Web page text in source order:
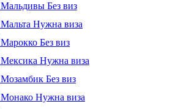
Мальдивы Без виз
Мальта Нужна виза
Марокко Без виз
Мексика Нужна виза
Мозамбик Без виз
Монако Нужна виза